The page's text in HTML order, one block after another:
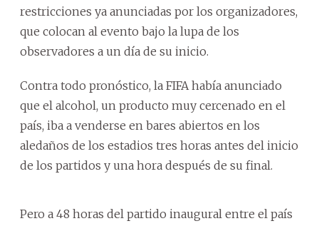
restricciones ya anunciadas por los organizadores,
que colocan al evento bajo la lupa de los
observadores a un día de su inicio.
Contra todo pronóstico, la FIFA había anunciado
que el alcohol, un producto muy cercenado en el
país, iba a venderse en bares abiertos en los
aledaños de los estadios tres horas antes del inicio
de los partidos y una hora después de su final.
Pero a 48 horas del partido inaugural entre el país